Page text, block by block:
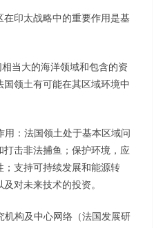
印太战略中的重要作用是基
当大的海洋领域和包含的资
领土有可能在其区域环境中
：法国领土处于基本区域问
击非法捕鱼；保护环境，应
支持可持续发展和能源转
对未来技术的投资。
机构及中心网络（法国发展研